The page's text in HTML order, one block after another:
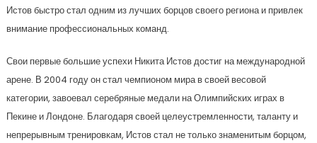
Истов быстро стал одним из лучших борцов своего региона и привлек
внимание профессиональных команд.
Свои первые большие успехи Никита Истов достиг на международной
арене. В 2004 году он стал чемпионом мира в своей весовой
категории, завоевал серебряные медали на Олимпийских играх в
Пекине и Лондоне. Благодаря своей целеустремленности, таланту и
непрерывным тренировкам, Истов стал не только знаменитым борцом,